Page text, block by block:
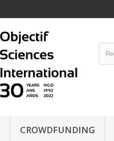
CROWDFUNDING